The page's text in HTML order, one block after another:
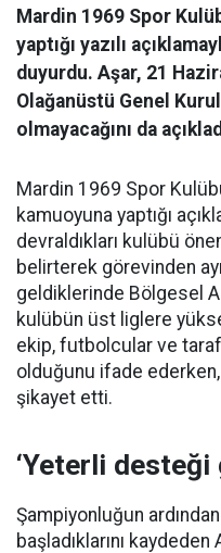
Mardin 1969 Spor
yaptığı yazılı
duyurdu. Aşar, 21
Olağanüstü Genel
olmayacağını da
Mardin 1969 Spor
kamuoyuna yaptığı
devraldıkları kulübü
belirterek görevinden
geldiklerinde Bölgesel
kulübün üst liglere
ekip, futbolcular ve
olduğunu ifade
şikayet etti.
‘Yeterli desteği
Şampiyonluğun
başladıklarını